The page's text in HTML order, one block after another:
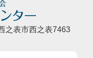
之表市西之表7463